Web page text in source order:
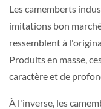
Les camemberts
imitations bon
ressemblent à
Produits en masse,
caractère et de
À l'inverse, les